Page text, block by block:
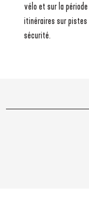
vélo et sur la
itinéraires sur pistes
sécurité.